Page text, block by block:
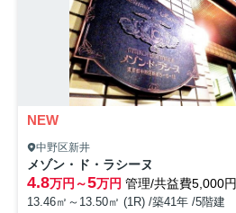
NEW
中野区新井
メゾン・ド・ラシーヌ
4.8万円～5万円 管理/共益費5,000円
13.46㎡～13.50㎡ (1R) /築41年 /5階建